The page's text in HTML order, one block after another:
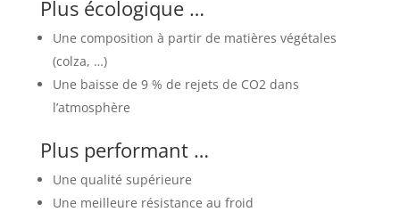
Plus écologique …
Une composition à partir de matières végétales
(colza, …)
Une baisse de 9 % de rejets de CO2 dans
l’atmosphère
Plus performant …
Une qualité supérieure
Une meilleure résistance au froid